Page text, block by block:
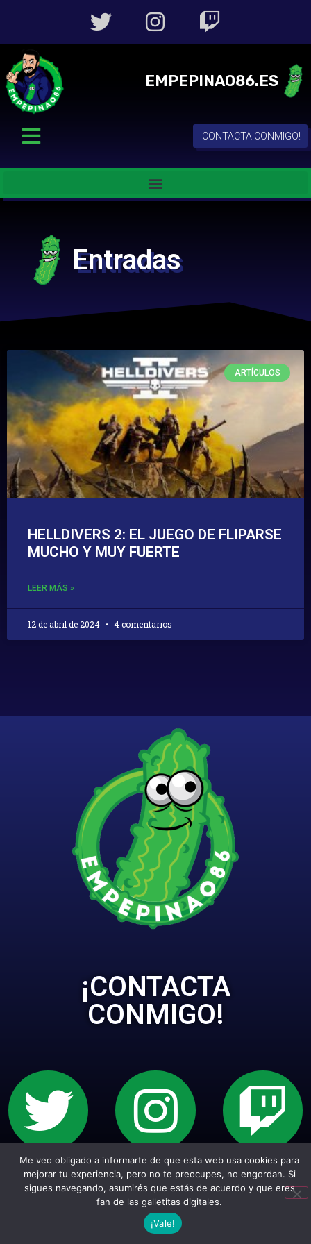
EMPEPINAO86.ES
¡CONTACTA CONMIGO!
Entradas
ARTÍCULOS
HELLDIVERS 2: EL JUEGO DE FLIPARSE
MUCHO Y MUY FUERTE
LEER MÁS »
12 de abril de 2024 4 comentarios
¡CONTACTA
CONMIGO!
Sitio web creado con Wordpress. Todos los
empepiderechos reservados.
Me veo obligado a informarte de que esta web usa cookies para
mejorar tu experiencia, pero no te preocupes, no engordan. Si
sigues navegando, asumirés que estás de acuerdo y que eres
fan de las galletitas digitales.
¡Vale!